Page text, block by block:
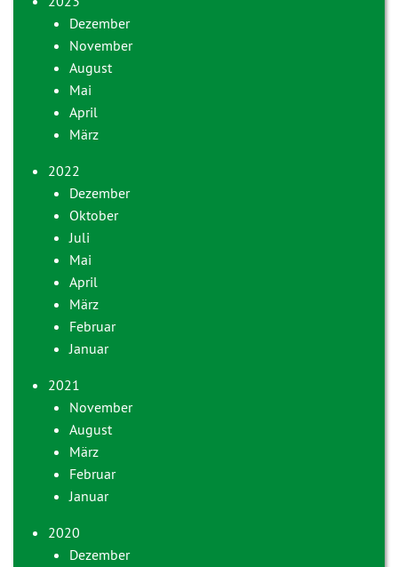
Dezember
November
August
Mai
April
März
2022
Dezember
Oktober
Juli
Mai
April
März
Februar
Januar
2021
November
August
März
Februar
Januar
2020
Dezember